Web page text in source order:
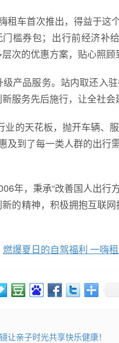
租车首次推出，得益于
槛券包；出行前经济补
次的优惠方案，贴心照
产品服务。站内取还入
服务先后施行，让全社
业的天花板，抛开车辆、
及到了每一类人群的出行
年，秉承“改善国人出行
的精神，积极拥抱互联
燃爆夏日的自驾福利 一嗨
让亲子时光共享快乐健康！